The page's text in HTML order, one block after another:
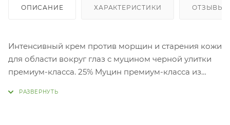
ОПИСАНИЕ ХАРАКТЕРИСТИКИ ОТЗЫВЫ
Интенсивный крем против морщин и старения кожи
для области вокруг глаз с муцином черной улитки
премиум-класса. 25% Муцин премиум-класса из